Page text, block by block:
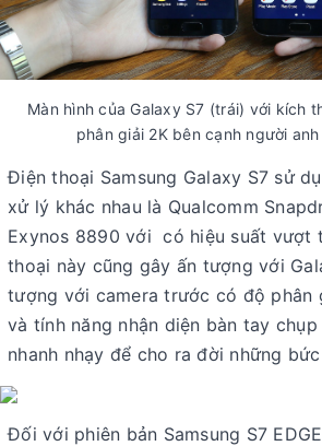
Màn hình của Galaxy S7 (trái) với kích
phân giải 2K bên cạnh người
Điện thoại Samsung Galaxy S7 sử
xử lý khác nhau là Qualcomm
Exynos 8890 với có hiệu suất vượt
thoại này cũng gây ấn tượng với
tượng với camera trước có độ phân
và tính năng nhận diện bàn tay
nhanh nhạy để cho ra đời những
Đối với phiên bản Samsung S7